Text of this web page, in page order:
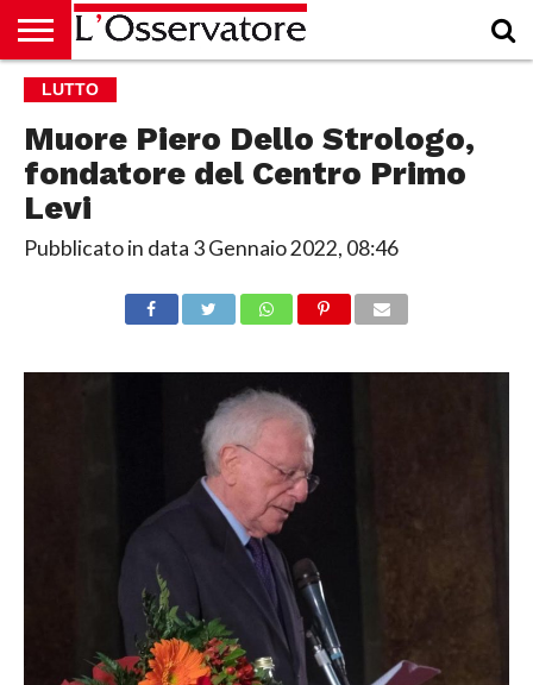
HOME
CULTURA
ECONOMIA
RUBRICHE
ARCHIVIO
PODCAST
ABBONAMENTO
CHI
ACCEDI
LUTTO
Muore Piero Dello Strologo,
fondatore del Centro Primo
Levi
Pubblicato in data 3 Gennaio 2022, 08:46